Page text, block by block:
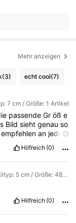
Mehr anzeigen
(3) echt cool(7)
7 cm / Größe: 1 Artikel
passendeGröße
Bildsiehtgenauso
empfehlenan jeden
Hilfreich (0)
Farbe: Verschiedenfarbig / Stiltyp: 5 cm / Größe: 48 Artikel
Hilfreich (0)